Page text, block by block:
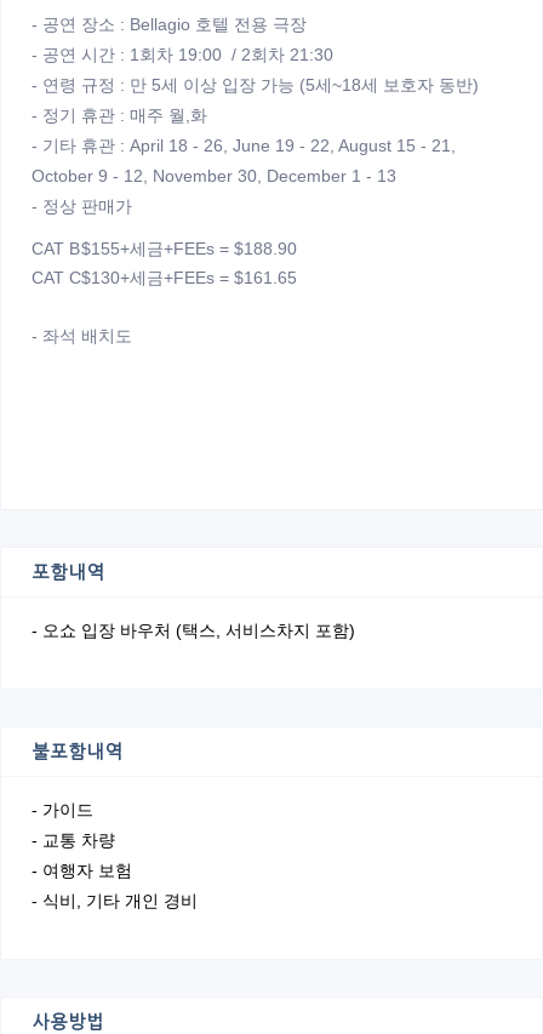
- 공연 장소 : Bellagio 호텔 전용 극장
- 공연 시간 : 1회차 19:00 / 2회차 21:30
- 연령 규정 : 만 5세 이상 입장 가능 (5세~18세 보호자 동반)
- 정기 휴관 : 매주 월,화
- 기타 휴관 : April 18 - 26, June 19 - 22, August 15 - 21,
October 9 - 12, November 30, December 1 - 13
- 정상 판매가
CAT B$155+세금+FEEs = $188.90
CAT C$130+세금+FEEs = $161.65
- 좌석 배치도
포함내역
- 오쇼 입장 바우처 (택스, 서비스차지 포함)
불포함내역
- 가이드
- 교통 차량
- 여행자 보험
- 식비, 기타 개인 경비
사용방법